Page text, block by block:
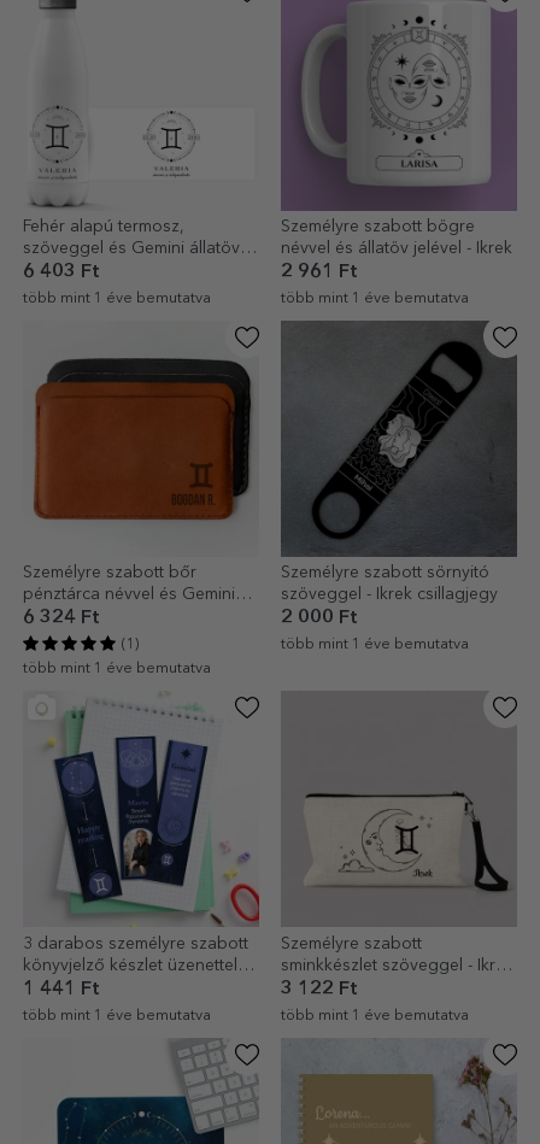
Fehér alapú termosz,
szöveggel és Gemini állatöv
jelével személyre szabva
6 403 Ft
több mint 1 éve bemutatva
Személyre szabott bögre
névvel és állatöv jelével - Ikrek
2 961 Ft
több mint 1 éve bemutatva
Személyre szabott bőr
pénztárca névvel és Gemini
állatöv jelével
6 324 Ft
(1)
több mint 1 éve bemutatva
Személyre szabott sörnyitó
szöveggel - Ikrek csillagjegy
2 000 Ft
több mint 1 éve bemutatva
3 darabos személyre szabott
könyvjelző készlet üzenettel
és fotóval - Ikrek csillagjegy
1 441 Ft
több mint 1 éve bemutatva
Személyre szabott
sminkkészlet szöveggel - Ikrek
csillagjegy
3 122 Ft
több mint 1 éve bemutatva